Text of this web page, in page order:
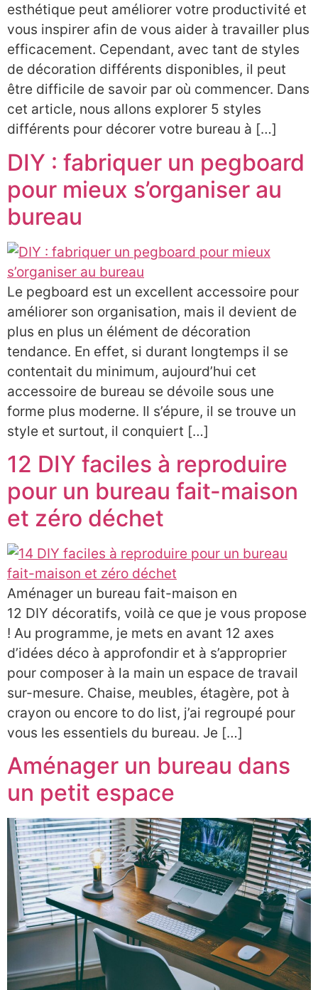
esthétique peut améliorer votre productivité et
vous inspirer afin de vous aider à travailler plus
efficacement. Cependant, avec tant de styles
de décoration différents disponibles, il peut
être difficile de savoir par où commencer. Dans
cet article, nous allons explorer 5 styles
différents pour décorer votre bureau à […]
DIY : fabriquer un pegboard
pour mieux s’organiser au
bureau
Le pegboard est un excellent accessoire pour
améliorer son organisation, mais il devient de
plus en plus un élément de décoration
tendance. En effet, si durant longtemps il se
contentait du minimum, aujourd’hui cet
accessoire de bureau se dévoile sous une
forme plus moderne. Il s’épure, il se trouve un
style et surtout, il conquiert […]
12 DIY faciles à reproduire
pour un bureau fait-maison
et zéro déchet
Aménager un bureau fait-maison en
12 DIY décoratifs, voilà ce que je vous propose
! Au programme, je mets en avant 12 axes
d’idées déco à approfondir et à s’approprier
pour composer à la main un espace de travail
sur-mesure. Chaise, meubles, étagère, pot à
crayon ou encore to do list, j’ai regroupé pour
vous les essentiels du bureau. Je […]
Aménager un bureau dans
un petit espace